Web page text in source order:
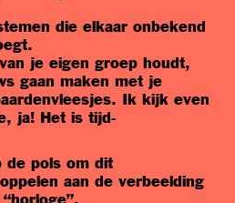
die elkaar onbekend
je eigen groep houdt,
gaan maken met je
Ik kijk even
ja! Het is tijd-
de pols om dit
aan de verbeelding